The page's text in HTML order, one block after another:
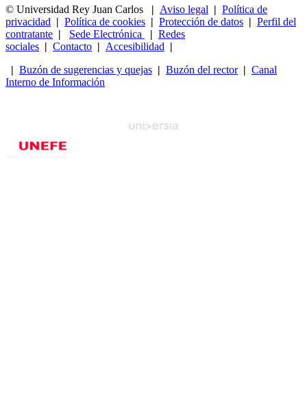
© Universidad Rey Juan Carlos
| Aviso legal | Política de
privacidad | Política de cookies | Protección de datos | Perfil del
contratante | Sede Electrónica | Redes
sociales | Contacto | Accesibilidad |
| Buzón de sugerencias y quejas | Buzón del rector| Canal
Interno de Información